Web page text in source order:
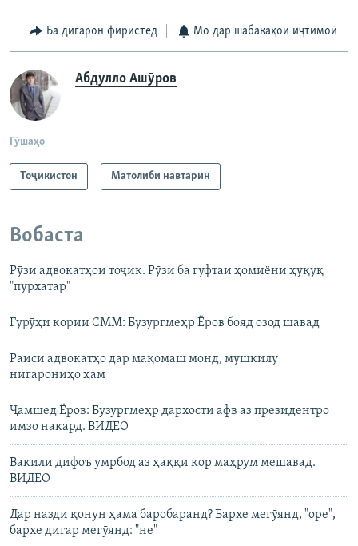
Ба дигарон фиристед Мо дар шабакаҳои иҷтимоӣ
Абдулло Ашӯров
Гӯшаҳо
Тоҷикистон Матолиби навтарин
Вобаста
Рӯзи адвокатҳои тоҷик. Рӯзи ба гуфтаи ҳомиёни ҳуқуқ
"пурхатар"
Гурӯҳи кории СММ: Бузургмеҳр Ёров бояд озод шавад
Раиси адвокатҳо дар мақомаш монд, мушкилу
нигарониҳо ҳам
Ҷамшед Ёров: Бузургмеҳр дархости афв аз президентро
имзо накард. ВИДЕО
Вакили дифоъ умрбод аз ҳаққи кор маҳрум мешавад.
ВИДЕО
Дар назди қонун ҳама баробаранд? Бархе мегӯянд, "оре",
бархе дигар мегӯянд: "не"